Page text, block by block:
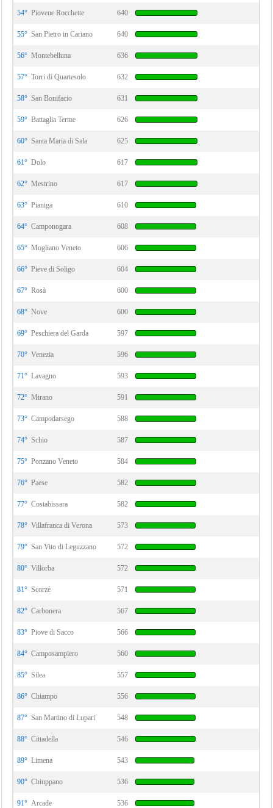
54° Piovene Rocchette 640
55° San Pietro in Cariano 640
56° Montebelluna 636
57° Torri di Quartesolo 632
58° San Bonifacio 631
59° Battaglia Terme 626
60° Santa Maria di Sala 625
61° Dolo 617
62° Mestrino 617
63° Pianiga 610
64° Camponogara 608
65° Mogliano Veneto 606
66° Pieve di Soligo 604
67° Rosà 600
68° Nove 600
69° Peschiera del Garda 597
70° Venezia 596
71° Lavagno 593
72° Mirano 591
73° Campodarsego 588
74° Schio 587
75° Ponzano Veneto 584
76° Paese 582
77° Costabissara 582
78° Villafranca di Verona 573
79° San Vito di Leguzzano 572
80° Villorba 572
81° Scorzè 571
82° Carbonera 567
83° Piove di Sacco 566
84° Camposampiero 560
85° Silea 557
86° Chiampo 556
87° San Martino di Lupari 548
88° Cittadella 546
89° Limena 543
90° Chiuppano 536
91° Arcade 536